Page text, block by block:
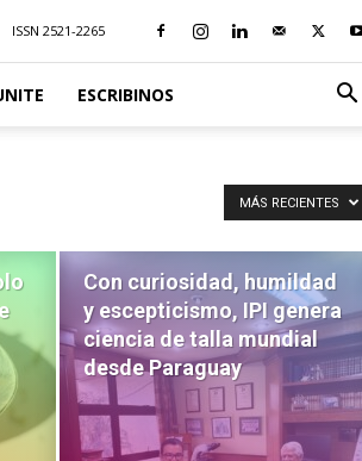
ISSN 2521-2265
ESCRIBINOS
MÁS RECIENTES
Con curiosidad, humildad
y escepticismo, IPI genera
ciencia de talla mundial
desde Paraguay